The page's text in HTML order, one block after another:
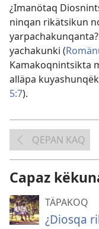
¿Imanötaq
ninqan rikätsikun
yachakunki (
Kamakoqnintsikta
alläpa
5:7).
QEPAN KAQ
Capaz
TÄPAKOQ
¿Diosqa